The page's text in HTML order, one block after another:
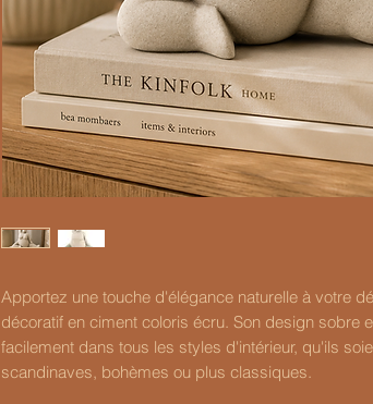
Apportez une touche d'élégance naturelle à votre
décoratif en ciment coloris écru. Son design sobre
facilement dans tous les styles d'intérieur, qu'ils
scandinaves, bohèmes ou plus classiques.